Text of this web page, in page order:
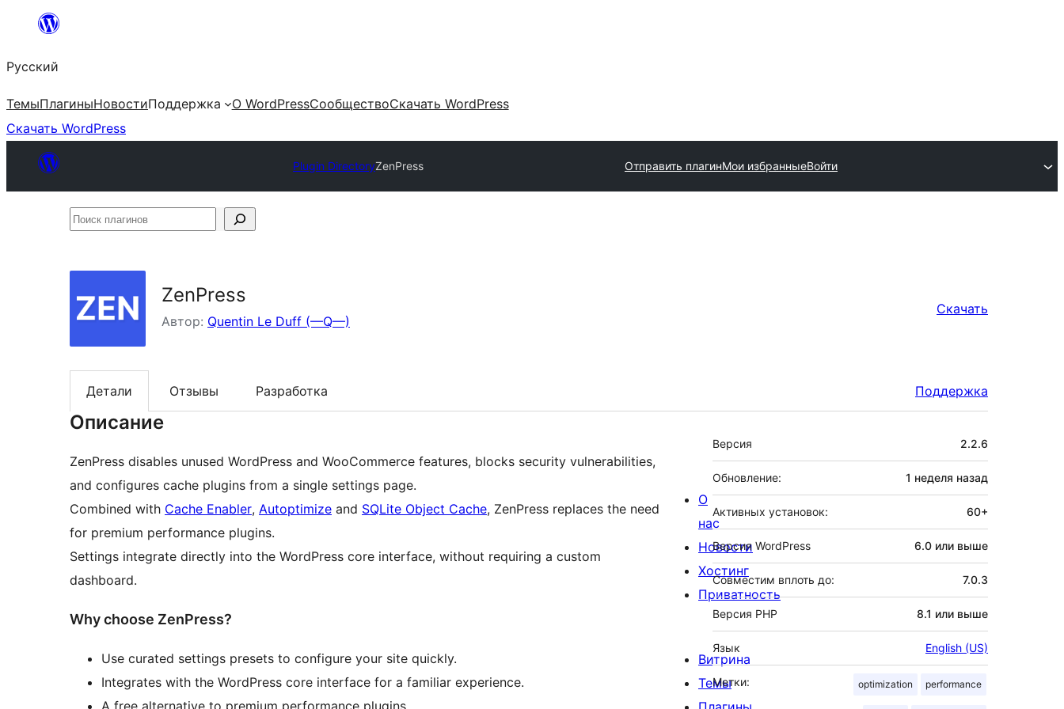
Перейти
содержимому
Русский
ТемыПлагиныНовостиПоддержка О WordPressСообществоСкачать WordPress
Скачать WordPress
Plugin DirectoryZenPress Отправить плагинМои избранныеВойти
Поиск
ZenPress
Автор: Quentin Le Duff (—Q—)
Скачать
Детали Отзывы Разработка Поддержка
Описание
ZenPress disables unused WordPress and WooCommerce features, blocks security vulnerabilities,
and configures cache plugins from a single settings page.
Combined with Cache Enabler, Autoptimize and SQLite Object Cache, ZenPress replaces the need
for premium performance plugins.
Settings integrate directly into the WordPress core interface, without requiring a custom
dashboard.
Why choose ZenPress?
Use curated settings presets to configure your site quickly.
Integrates with the WordPress core interface for a familiar experience.
Мета
Версия 2.2.6
Обновление: 1 неделя назад
Активных установок: 60+
Версия WordPress 6.0 или выше
Совместим вплоть до: 7.0.3
Версия PHP 8.1 или выше
Язык English (US)
Метки: optimization performance
О
нас
Новости
Хостинг
Приватность
Витрина
Темы